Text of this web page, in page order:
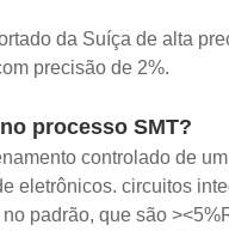
da Suíça de alta
precisão de 2%.
processo SMT?
controlado de
eletrônicos. circuitos
padrão, que são